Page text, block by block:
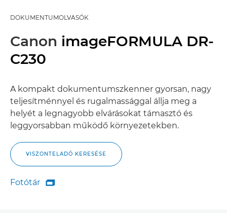
DOKUMENTUMOLVASÓK
Canon imageFORMULA DR-
C230
A kompakt dokumentumszkenner gyorsan, nagy
teljesítménnyel és rugalmassággal állja meg a
helyét a legnagyobb elvárásokat támasztó és
leggyorsabban működő környezetekben.
VISZONTELADÓ KERESÉSE
Fotótár
Fotótár
